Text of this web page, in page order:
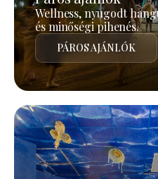
Wellness, nyugodt
és minőségi pihenés.
PÁROS AJÁNLÓK